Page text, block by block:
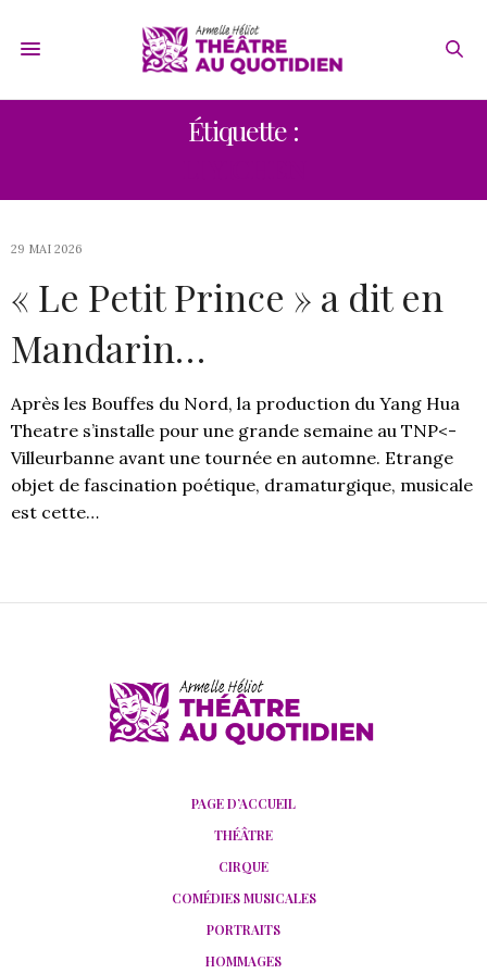
Étiquette :
29 MAI 2026
« Le Petit Prince » a dit en
Mandarin…
Après les Bouffes du Nord, la production du Yang Hua
Theatre s’installe pour une grande semaine au TNP<-
Villeurbanne avant une tournée en automne. Etrange
objet de fascination poétique, dramaturgique, musicale
est cette…
PAGE D’ACCUEIL
THÉÂTRE
CIRQUE
COMÉDIES MUSICALES
PORTRAITS
HOMMAGES